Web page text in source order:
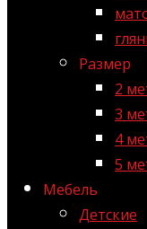
Размер
2
3
4
5
Мебель
Детские